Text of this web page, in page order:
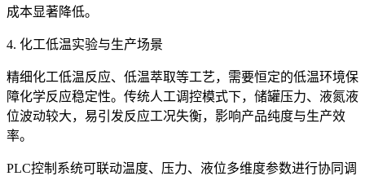
成本显著降低。
4. 化工低温实验与生产场景
精细化工低温反应、低温萃取等工艺，需要恒定的低温环境保
障化学反应稳定性。传统人工调控模式下，储罐压力、液氮液
位波动较大，易引发反应工况失衡，影响产品纯度与生产效
率。
PLC控制系统可联动温度、压力、液位多维度参数进行协同调